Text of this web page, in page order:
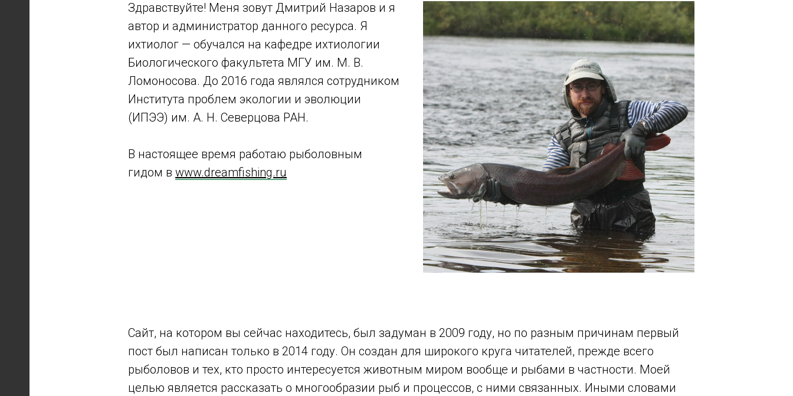
Здравствуйте! Меня зовут Дмитрий Назаров и я
автор и администратор данного ресурса. Я
ихтиолог — обучался на кафедре ихтиологии
Биологического факультета МГУ им. М. В.
Ломоносова. До 2016 года являлся сотрудником
Института проблем экологии и эволюции
(ИПЭЭ) им. А. Н. Северцова РАН.
В настоящее время работаю рыболовным
гидом в www.dreamfishing.ru
Сайт, на котором вы сейчас находитесь, был задуман в 2009 году, но по разным причинам первый
пост был написан только в 2014 году. Он создан для широкого круга читателей, прежде всего
рыболовов и тех, кто просто интересуется животным миром вообще и рыбами в частности. Моей
целью является рассказать о многообразии рыб и процессов, с ними связанных. Иными словами